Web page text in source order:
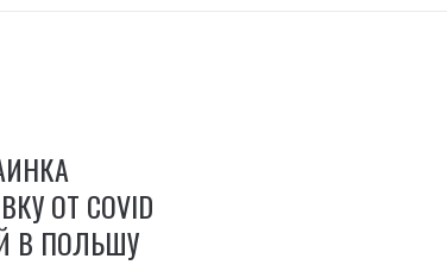
ОТ COVID
В ПОЛЬШУ